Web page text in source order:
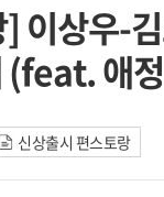
이상우-
(feat. 애
신상출시 편스토랑